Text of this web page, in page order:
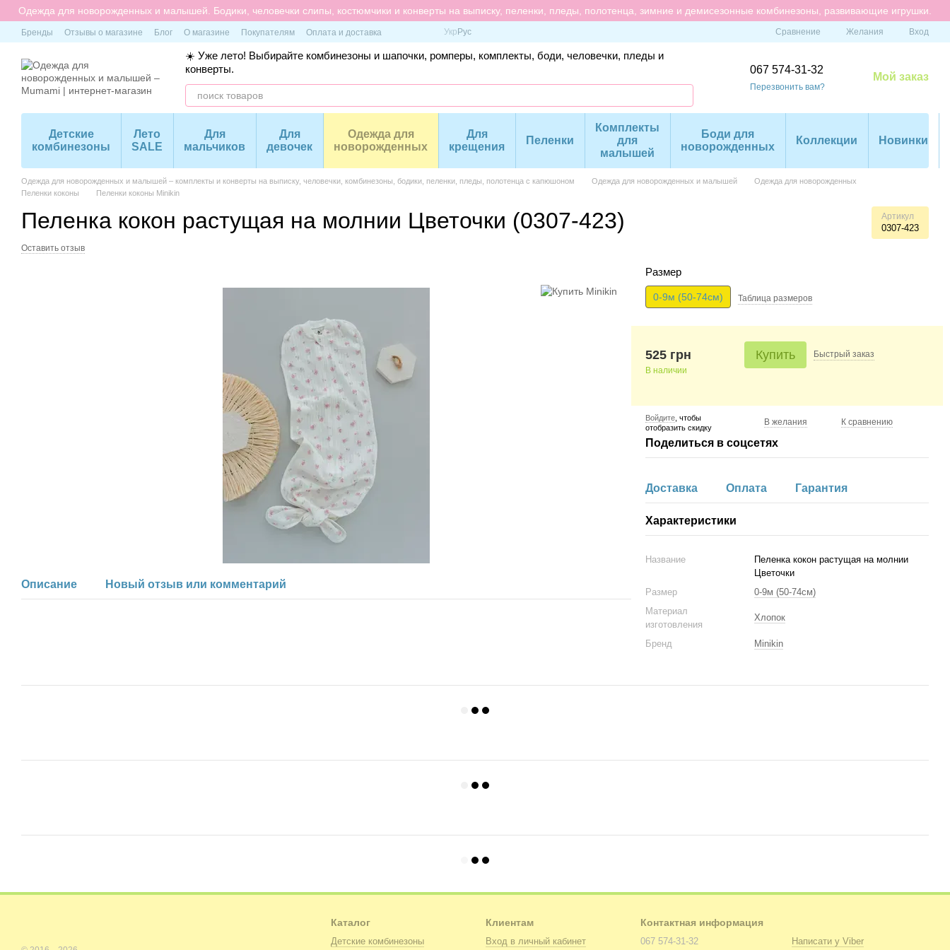
Перейти к основному контенту
Одежда для новорожденных и малышей. Бодики, человечки слипы, костюмчики и конверты на выписку, пеленки, пледы, полотенца, зимние и демисезонные комбинезоны, развивающие игрушки.
Бренды Отзывы о магазине Блог О магазине Покупателям Оплата и доставка Укр Рус Сравнение Желания Вход
☀️ Уже лето! Выбирайте комбинезоны и шапочки, ромперы, комплекты, боди, человечки, пледы и
конверты.
067 574-31-32
Перезвонить вам?
Мой заказ
Детские
комбинезоны
Лето
SALE
Для
мальчиков
Для
девочек
Одежда для
новорожденных
Для
крещения
Пеленки
Комплекты
для
малышей
Боди для
новорожденных
Коллекции Новинки
Одежда для новорожденных и малышей – комплекты и конверты на выписку, человечки, комбинезоны, бодики, пеленки, пледы, полотенца с капюшоном Одежда для новорожденных и малышей
Одежда для новорожденных
Пеленки коконы
Пеленки коконы Minikin
Пеленка кокон растущая на молнии Цветочки (0307-423) Артикул
0307-423
Оставить отзыв
Описание Новый отзыв или комментарий
Размер
0-9м (50-74см) Таблица размеров
525 грн
В наличии
Купить Быстрыйзаказ
Войдите , чтобы
отобразить скидку
В желания К сравнению
Поделиться в соцсетях
Доставка Оплата Гарантия
Характеристики
Название
Пеленка кокон растущая на молнии
Цветочки
Размер
0-9м (50-74см)
Материал
изготовления
Хлопок
Бренд Minikin
Каталог
Детские комбинезоны
Клиентам
Вход в личный кабинет
Контактная информация
067 574-31-32 Написати у Viber